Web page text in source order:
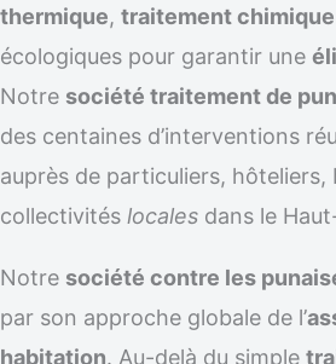
thermique, traitement chimique
écologiques pour garantir une
Notre société traitement de
des centaines d’interventions
auprès de particuliers, hôteliers,
collectivités locales dans le
Notre société contre les
par son approche globale de l’
habitation. Au-delà du simple